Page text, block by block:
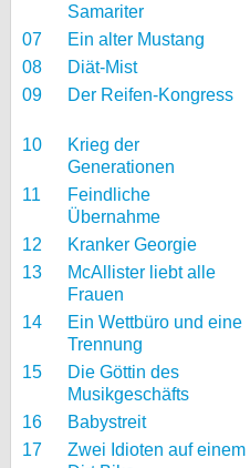
Samariter
07 Ein alter Mustang
08
Diät-Mist
09
Der Reifen-Kongress
10
Krieg der
Generationen
11
Feindliche
Übernahme
12 Kranker Georgie
13
McAllister liebt alle
Frauen
14
Ein Wettbüro und eine
Trennung
15
Die Göttin des
Musikgeschäfts
16 Babystreit
17
Zwei Idioten auf einem